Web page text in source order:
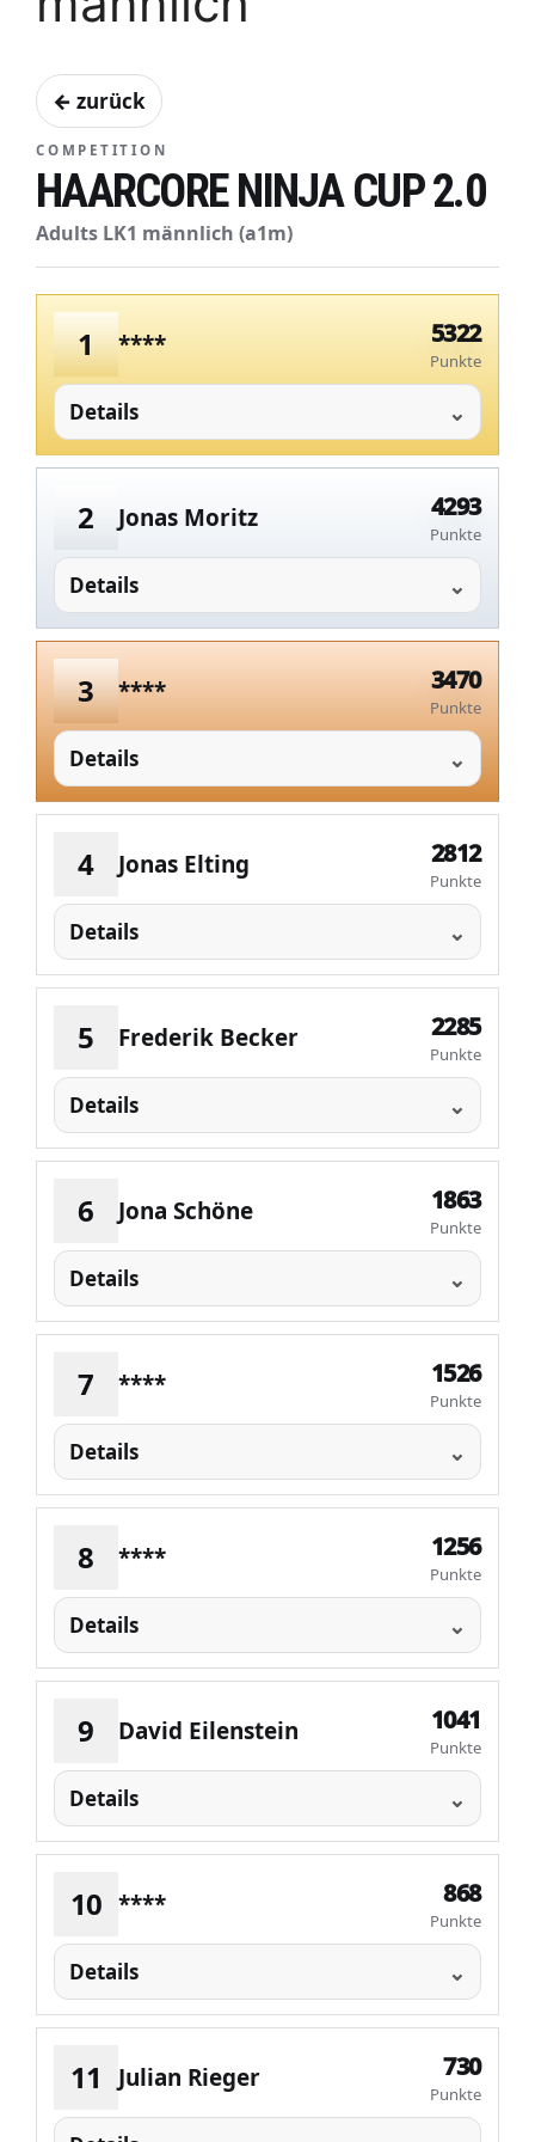
← zurück
COMPETITION
HAARCORE NINJA CUP 2.0
Adults LK1 männlich (a1m)
1 **** 5322
Punkte
Details
2 Jonas Moritz 4293
Punkte
Details
3 **** 3470
Punkte
Details
4 Jonas Elting 2812
Punkte
Details
5 Frederik Becker 2285
Punkte
Details
6 Jona Schöne 1863
Punkte
Details
7 **** 1526
Punkte
Details
8 **** 1256
Punkte
Details
9 David Eilenstein 1041
Punkte
Details
10 **** 868
Punkte
Details
11 Julian Rieger 730
Punkte